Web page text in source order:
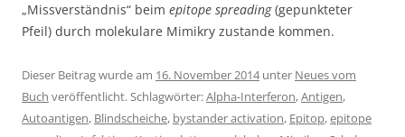
„Missverständnis“ beim epitope spreading(gepunkteter
Pfeil) durch molekulare Mimikry zustande kommen.
Dieser Beitrag wurde am 16. November 2014unter Neues vom
Buch veröffentlicht. Schlagwörter:Alpha-Interferon,Antigen,
Autoantigen, Blindscheiche, bystander activation, Epitop,epitope